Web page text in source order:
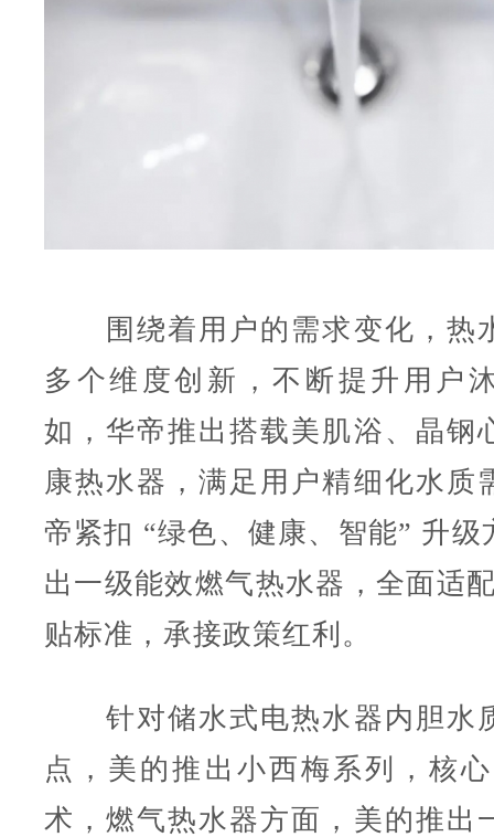
围绕着用户的需求变化，热
多个维度创新，不断提升用户
如，华帝推出搭载美肌浴、晶钢
康热水器，满足用户精细化水质
帝紧扣 “绿色、健康、智能” 升级
出一级能效燃气热水器，全面适
贴标准，承接政策红利。
针对储水式电热水器内胆水
点，美的推出小西梅系列，核
术，燃气热水器方面，美的推出